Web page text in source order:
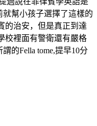
幫小孩子選擇了這樣的
的治安，但是真正到達
校裡面有警衛還有嚴格
的Fella tome,提早10分